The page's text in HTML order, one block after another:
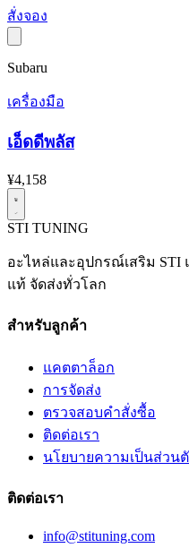
สั่งจอง
Subaru
เครื่องมือ
เอ็ดดีพลัส
¥4,158
STI TUNING
อะไหล่และอุปกรณ์เสริม
แท้ จัดส่งทั่วโลก
สำหรับลูกค้า
แคตตาล็อก
การจัดส่ง
ตรวจสอบคำสั่งซื้อ
ติดต่อเรา
นโยบายความเป็นส่วน
ติดต่อเรา
info@stituning.com